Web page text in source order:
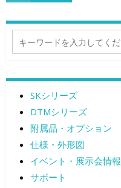
稿
ナ
ビ
ゲ
ー
シ
ョ
ン
SKシリーズ
DTMシリーズ
附属品・オプション
仕様・外形図
イベント・展示会情報
サポート